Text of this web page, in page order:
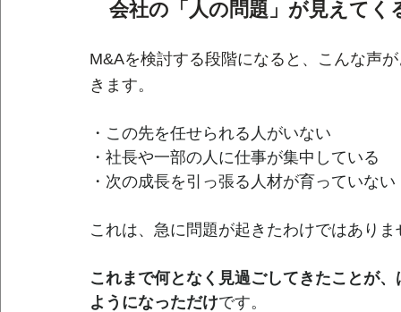
会社の「人の問題」が見えてく
M&Aを検討する段階になると、こんな声
きます。
・この先を任せられる人がいない
・社長や一部の人に仕事が集中している
・次の成長を引っ張る人材が育っていない
これは、急に問題が起きたわけではありま
これまで何となく見過ごしてきたことが
ようになっただけです。